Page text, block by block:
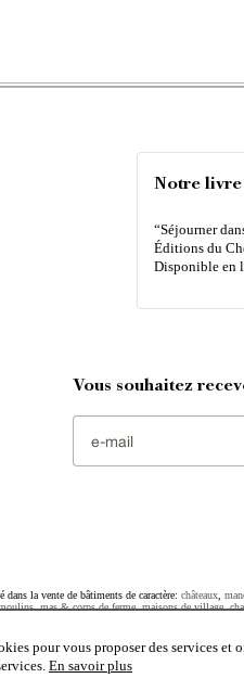
Notre livre
“Séjourner
Éditions du
Disponible en
Vous souhaitez
dans la vente de bâtiments de caractère: châteaux,
,mas & corps de ferme,maisons de village,
pour vous proposer des services et
En savoir plus